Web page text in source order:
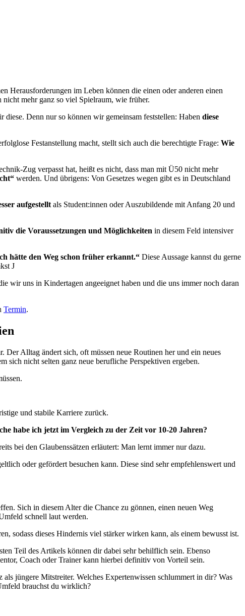
Herausforderungen im Leben können die einen oder anderen einen
mehr ganz so viel Spielraum, wie früher.
diese. Denn nur so können wir gemeinsam feststellen: Haben diese
Festanstellung macht, stellt sich auch die berechtigte Frage: Wie
Zug verpasst hat, heißt es nicht, dass man mit Ü50 nicht mehr
werden. Und übrigens: Von Gesetzes wegen gibt es in Deutschland
aufgestellt als Student:innen oder Auszubildende mit Anfang 20 und
die Voraussetzungen und Möglichkeiten in diesem Feld intensiver
hätte den Weg schon früher erkannt.“ Diese Aussage kannst du gerne
J
wir uns in Kindertagen angeeignet haben und die uns immer noch daran
Termin.
Alltag ändert sich, oft müssen neue Routinen her und ein neues
sich nicht selten ganz neue berufliche Perspektiven ergeben.
und stabile Karriere zurück.
habe ich jetzt im Vergleich zu der Zeit vor 10-20 Jahren?
bei den Glaubenssätzen erläutert: Man lernt immer nur dazu.
oder gefördert besuchen kann. Diese sind sehr empfehlenswert und
Sich in diesem Alter die Chance zu gönnen, einen neuen Weg
schnell laut werden.
sodass dieses Hindernis viel stärker wirken kann, als einem bewusst ist.
Teil des Artikels können dir dabei sehr behilflich sein. Ebenso
Coach oder Trainer kann hierbei definitiv von Vorteil sein.
jüngere Mitstreiter. Welches Expertenwissen schlummert in dir? Was
brauchst du wirklich?